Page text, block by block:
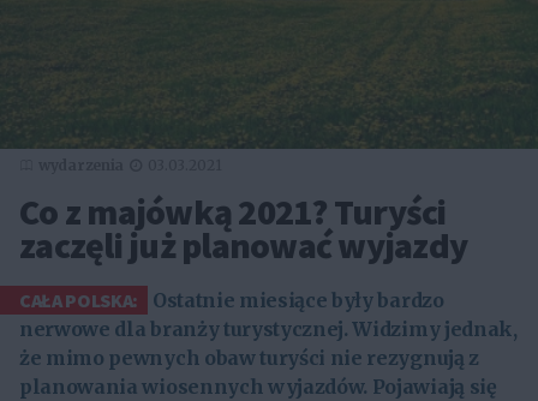
Co z majówką 2021? Turyści
zaczęli już planować wyjazdy
CAŁA POLSKA:
Ostatnie miesiące były bardzo
nerwowe dla branży turystycznej. Widzimy jednak,
że mimo pewnych obaw turyści nie rezygnują z
planowania wiosennych wyjazdów. Pojawiają się